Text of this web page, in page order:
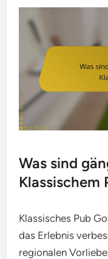
Was sind
Klassischem
Klassisches Pub
das Erlebnis
regionalen